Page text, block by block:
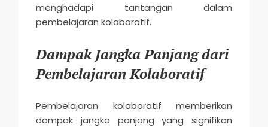
menghadapi tantangan dalam
pembelajaran kolaboratif.
Dampak Jangka Panjang dari
Pembelajaran Kolaboratif
Pembelajaran kolaboratif memberikan
dampak jangka panjang yang signifikan